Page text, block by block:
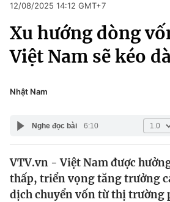
Chuyên mục
Chính trị
Pháp luật
Thế giới
Pháp luật
Kinh tế
Thể thao
Truyền hình
Y tế
Công nghệ
12/08/2025 14:12 GMT+7
Xu hướng dòng
Việt Nam sẽ kéo
Nhật Nam
Nghe đọc bài 6:10
VTV.vn - Việt Nam được
thấp, triển vọng tăng trưởng
dịch chuyển vốn từ thị trường